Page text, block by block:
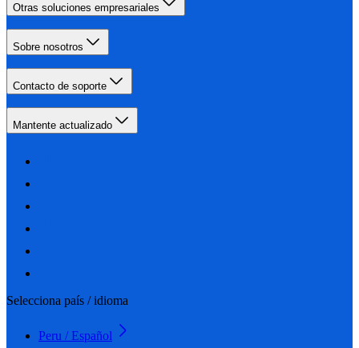
Otras soluciones empresariales
Sobre nosotros
Contacto de soporte
Mantente actualizado
Selecciona país / idioma
Peru / Español